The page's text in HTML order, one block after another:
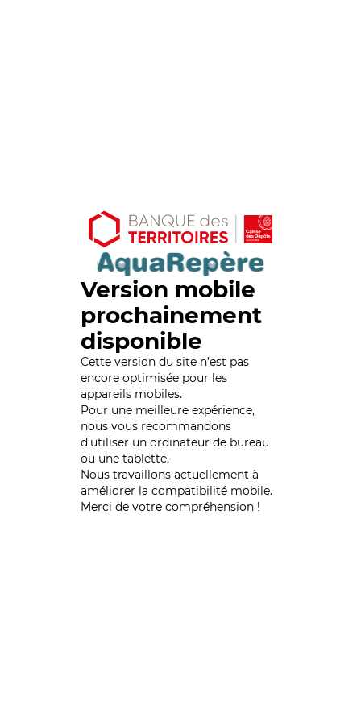
Version mobile
prochainement
disponible
Cette version du site n’est pas
encore optimisée pour les
appareils mobiles.
Pour une meilleure expérience,
nous vous recommandons
d'utiliser un ordinateur de bureau
ou une tablette.
Nous travaillons actuellement à
améliorer la compatibilité mobile.
Merci de votre compréhension !